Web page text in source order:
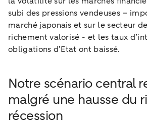
subi des pressions vendeuses –
marché japonais et sur le secteur
richement valorisé - et les taux
obligations d’Etat ont baissé.
Notre scénario central
malgré une hausse du
récession